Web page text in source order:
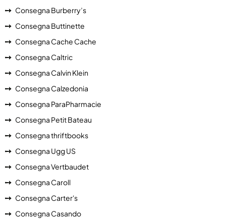
Consegna Burberry’s
Consegna Buttinette
Consegna Cache Cache
Consegna Caltric
Consegna Calvin Klein
Consegna Calzedonia
Consegna ParaPharmacie
Consegna Petit Bateau
Consegna thriftbooks
Consegna Ugg US
Consegna Vertbaudet
Consegna Caroll
Consegna Carter's
Consegna Casando